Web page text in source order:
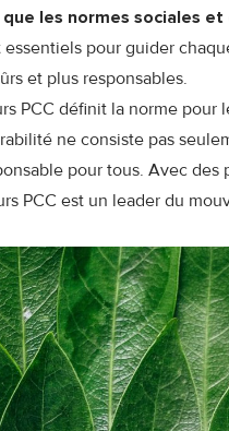
les normes sociales
essentiels pour guider
et plus responsables.
PCC définit la norme pour
ne consiste pas
pour tous. Avec
PCC est un leader du